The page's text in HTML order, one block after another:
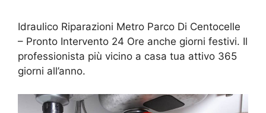
Idraulico Riparazioni Metro Parco Di Centocelle
– Pronto Intervento 24 Ore anche giorni festivi. Il
professionista più vicino a casa tua attivo 365
giorni all’anno.